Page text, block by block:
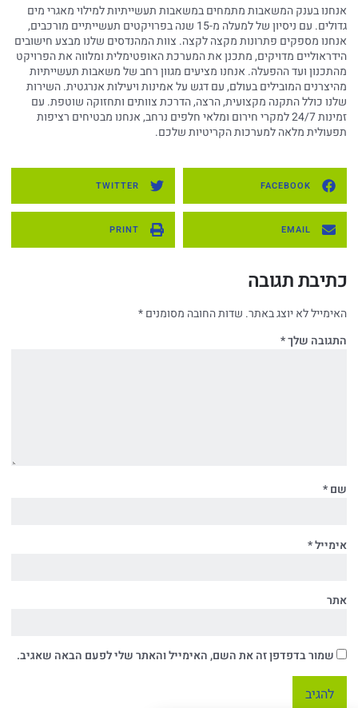
אנחנו בענק המשאבות מתמחים במשאבות תעשייתיות למילוי מאגרי מים
גדולים. עם ניסיון של למעלה מ-15 שנה בפרויקטים תעשייתיים מורכבים,
אנחנו מספקים פתרונות מקצה לקצה. צוות המהנדסים שלנו מבצע חישובים
הידראוליים מדויקים, מתכנן את המערכת האופטימלית ומלווה את הפרויקט
מהתכנון ועד ההפעלה. אנחנו מציעים מגוון רחב של משאבות תעשייתיות
מהיצרנים המובילים בעולם, עם דגש על אמינות ויעילות אנרגטית. השירות
שלנו כולל התקנה מקצועית, הרצה, הדרכת צוותים ותחזוקה שוטפת. עם
זמינות 24/7 למקרי חירום ומלאי חלפים נרחב, אנחנו מבטיחים רציפות
תפעולית מלאה למערכות הקריטיות שלכם.
FACEBOOK
TWITTER
EMAIL
PRINT
כתיבת תגובה
האימייל לא יוצג באתר. שדות החובה מסומנים*
התגובה שלך*
שם*
אימייל*
אתר
שמור בדפדפן זה את השם, האימייל והאתר שלי לפעם הבאה שאגיב.